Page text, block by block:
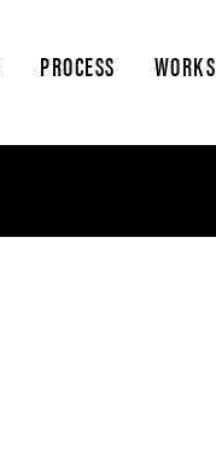
PROCESS WORKS